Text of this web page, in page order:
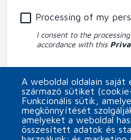
Processing of my
I consent to the
accordance with this
CAPTCHA
A weboldal oldalain saját
származó sütiket
Funkcionális sütik,
megkönnyítését
amelyeket a weboldal
összesített adatok és